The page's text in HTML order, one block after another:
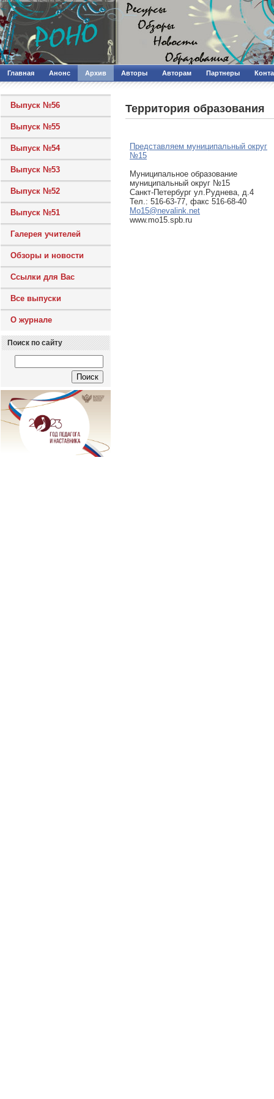
Главная Анонс Архив Авторы Авторам Партнеры
Выпуск №56
Выпуск №55
Выпуск №54
Выпуск №53
Выпуск №52
Выпуск №51
Галерея учителей
Обзоры и новости
Ссылки для Вас
Все выпуски
О журнале
Поиск по сайту
Территория образования
Представляем муниципальный округ
№15
Муниципальное образование
муниципальный округ №15
Санкт-Петербург ул.Руднева, д.4
Тел.: 516-63-77, факс 516-68-40
Mo15@nevalink.net
www.mo15.spb.ru